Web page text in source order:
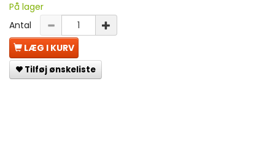
På lager
Antal
LÆG I KURV
Tilføj ønskeliste